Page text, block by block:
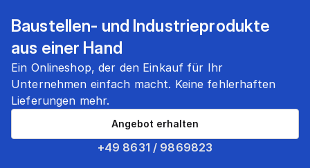
Baustellen- und Industrieprodukte
aus einer Hand
Ein Onlineshop, der den Einkauf für Ihr
Unternehmen einfach macht. Keine fehlerhaften
Lieferungen mehr.
+49 8631 / 9869823
Angebot erhalten